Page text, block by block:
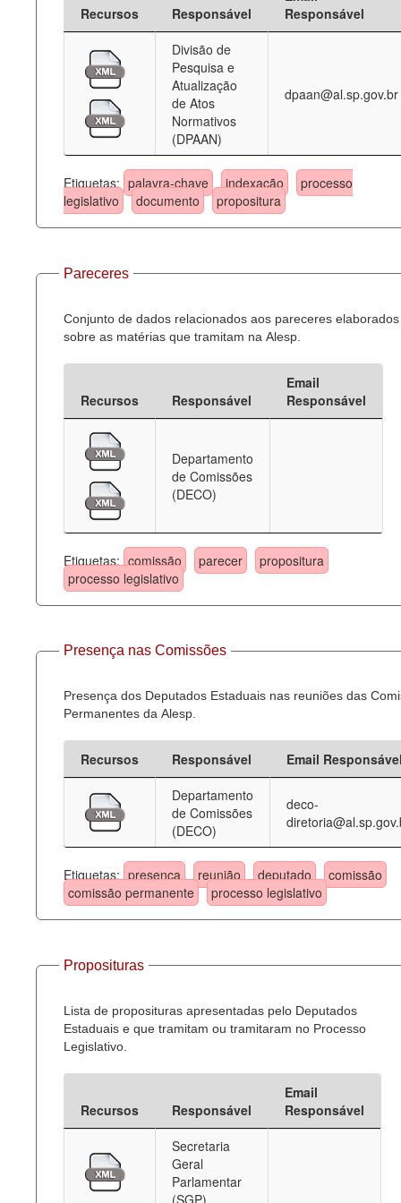
Recursos Responsável
Responsável
Divisão de
Pesquisa e
Atualização
de Atos
Normativos
(DPAAN)
dpaan@al.sp.gov.br
Etiquetas: palavra-chave indexação
processo
legislativo
documento propositura
Pareceres
Conjunto de dados relacionados aos pareceres elaborados
sobre as matérias que tramitam na Alesp.
Recursos Responsável
Email
Responsável
Departamento
de Comissões
(DECO)
Etiquetas: comissão parecer
propositura
processo legislativo
Presença nas Comissões
Presença dos Deputados Estaduais nas reuniões das
Permanentes da Alesp.
Recursos Responsável
Email
Departamento
de Comissões
(DECO)
deco-
Etiquetas: presença reunião deputado
comissão
comissão permanente
processo legislativo
Proposituras
Lista de proposituras apresentadas pelo Deputados
Estaduais e que tramitam ou tramitaram no Processo
Legislativo.
Recursos Responsável
Email
Responsável
Secretaria
Geral
Parlamentar
(SGP)